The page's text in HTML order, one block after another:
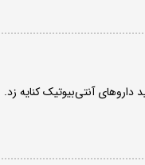
آنتی‌بیوتیک کنایه زد.